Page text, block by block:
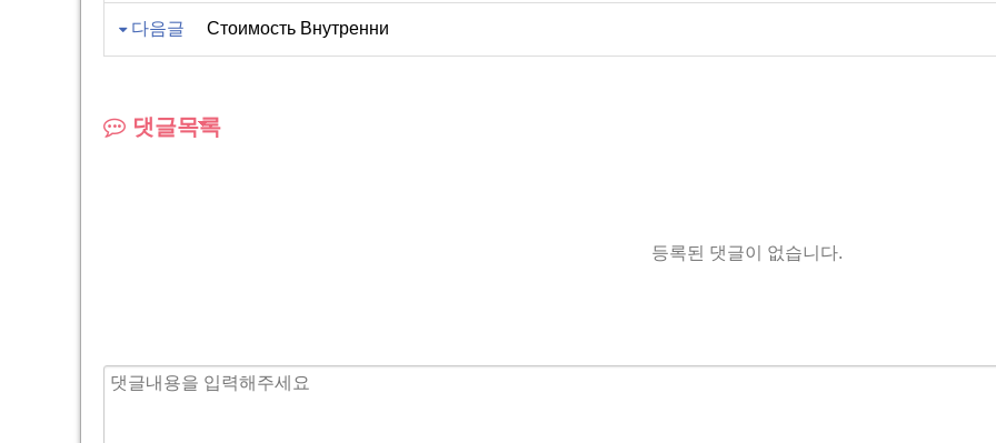
다음글 Стоимость Внутренни
댓글목록
등록된 댓글이 없습니다.